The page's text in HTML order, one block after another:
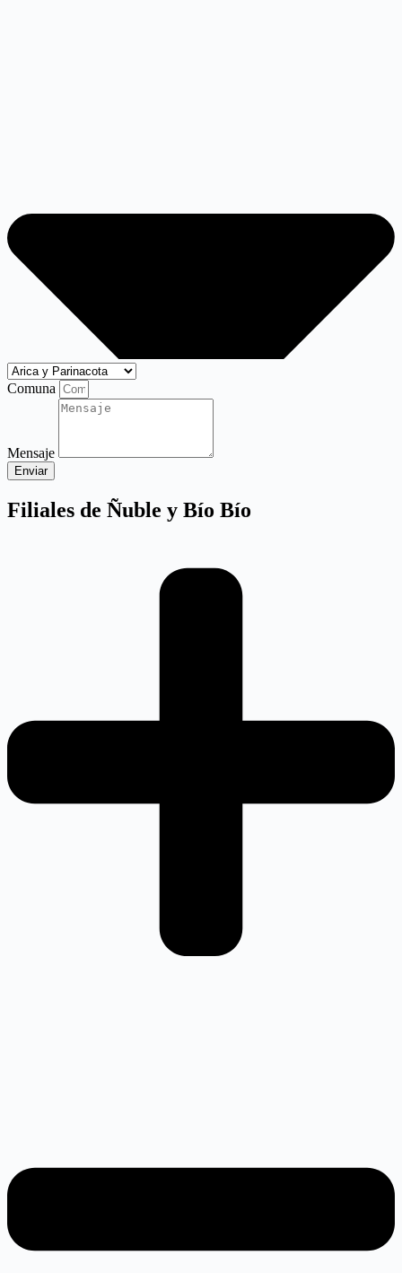
Comuna
Mensaje
Enviar
Filiales de Ñuble y Bío Bío